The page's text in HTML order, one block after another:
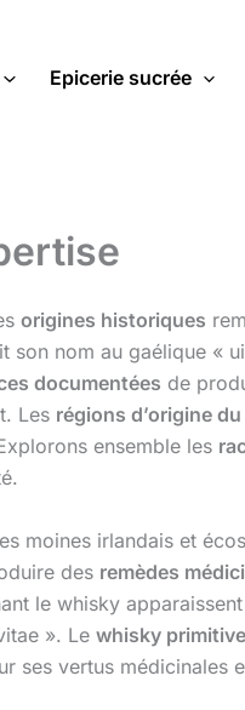
Epicerie sucrée
origines historiques
son nom au gaélique «
documentées de
Les régions d’origine
ensemble les
moines irlandais et
des remèdes
le whisky
». Le whisky primitive
ses vertus médicinales